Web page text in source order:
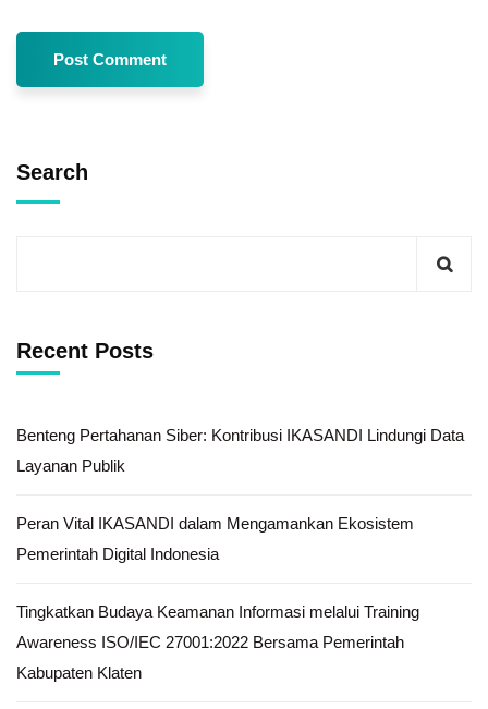
Search
Recent Posts
Benteng Pertahanan Siber: Kontribusi IKASANDI Lindungi Data
Layanan Publik
Peran Vital IKASANDI dalam Mengamankan Ekosistem
Pemerintah Digital Indonesia
Tingkatkan Budaya Keamanan Informasi melalui Training
Awareness ISO/IEC 27001:2022 Bersama Pemerintah
Kabupaten Klaten